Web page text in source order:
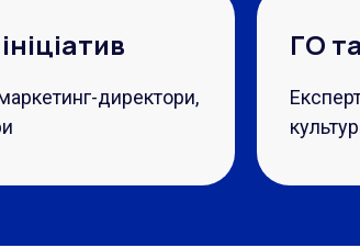
директори,
ГО